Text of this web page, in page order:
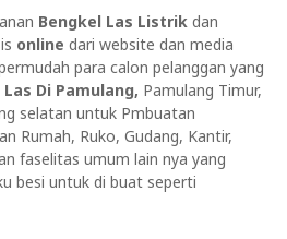
Bengkel Las Listrik dan
online dari website dan media
para calon pelanggan yang
Di Pamulang, Pamulang Timur,
selatan untuk Pmbuatan
Rumah, Ruko, Gudang, Kantir,
faselitas umum lain nya yang
besi untuk di buat seperti